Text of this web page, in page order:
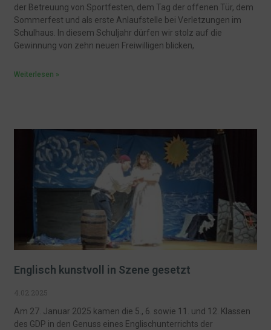
der Betreuung von Sportfesten, dem Tag der offenen Tür, dem
Sommerfest und als erste Anlaufstelle bei Verletzungen im
Schulhaus. In diesem Schuljahr dürfen wir stolz auf die
Gewinnung von zehn neuen Freiwilligen blicken,
Weiterlesen »
Englisch kunstvoll in Szene gesetzt
4.02.2025
Am 27. Januar 2025 kamen die 5., 6. sowie 11. und 12. Klassen
des GDP in den Genuss eines Englischunterrichts der